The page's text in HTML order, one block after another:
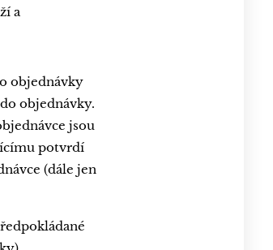
a
objednávky
objednávky.
jsou
potvrdí
(dále jen